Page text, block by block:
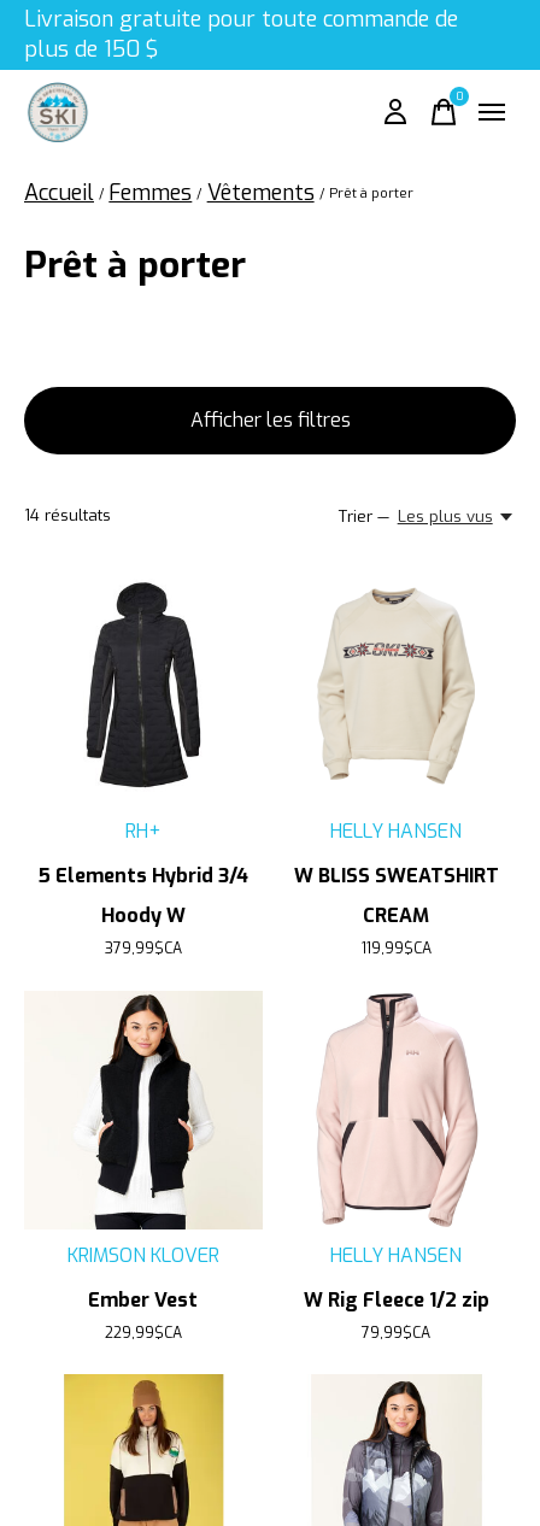
Livraison gratuite pour toute commande de
plus de 150 $
0items
Accueil / Femmes / Vêtements / Prêt à porter
Prêt à porter
Afficher les filtres
14 résultats Trier — Les plus vus
RH+
5 Elements Hybrid 3/4
Hoody W
379,99$CA
HELLY HANSEN
W BLISS SWEATSHIRT
CREAM
119,99$CA
KRIMSON KLOVER
Ember Vest
229,99$CA
HELLY HANSEN
W Rig Fleece 1/2 zip
79,99$CA